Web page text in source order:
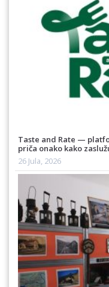
Taste and Rate —
priča onako kako
26 Jula, 2026